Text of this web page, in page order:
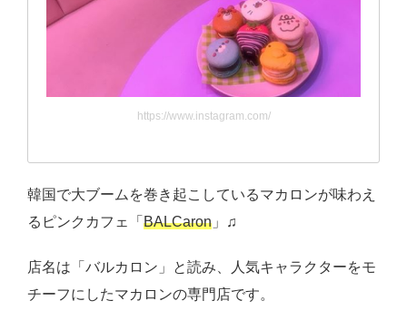
https://www.instagram.com/
韓国で大ブームを巻き起こしているマカロンが味わえ
るピンクカフェ「 BALCaron 」♫
店名は「バルカロン」と読み、人気キャラクターをモ
チーフにしたマカロンの専門店です。